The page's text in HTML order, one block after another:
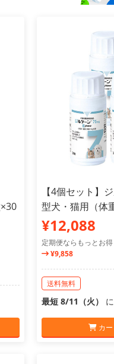
【4個セット】
型犬・猫用（体
¥12,088
定期便ならもっとお得
¥9,858
送料無料
最短 8/11（火）
カー